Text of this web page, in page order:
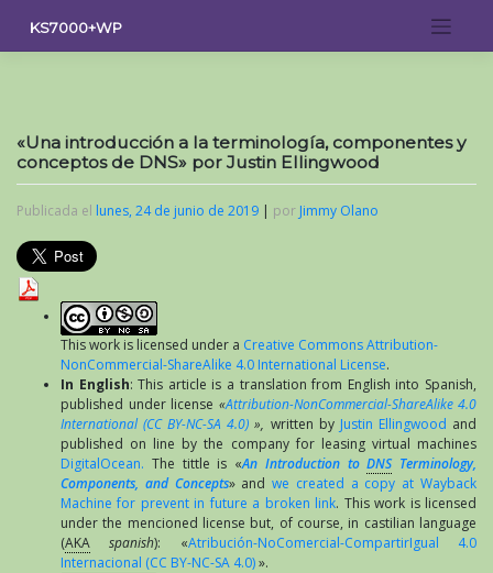
contenido
KS7000+WP
«Una introducción a la terminología, componentes y
conceptos de DNS» por Justin Ellingwood
Publicada el lunes, 24 de junio de 2019 | por Jimmy Olano
This work is licensed under a Creative Commons Attribution-
NonCommercial-ShareAlike 4.0 International License.
In English: This article is a translation from English into Spanish,
published under license «Attribution-NonCommercial-ShareAlike 4.0
International (CC BY-NC-SA 4.0) », written by Justin Ellingwood and
published on line by the company for leasing virtual machines
DigitalOcean. The tittle is «An Introduction toDNSTerminology,
Components, and Concepts» andwe created a copy at Wayback
Machine for prevent in future a broken link. This work is licensed
under the mencioned license but, of course, in castilian language
(AKA spanish): «Atribución-NoComercial-CompartirIgual 4.0
Internacional (CC BY-NC-SA 4.0)».